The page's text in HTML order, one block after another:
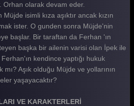
Orhan olarak devam eder.
isimli kıza aşıktır ancak kızın
ister. O gunden sonra Müjde'nin
başlar. Bir taraftan da Ferhan 'ın
başka bir ailenin varisi olan İpek ile
kendince yaptığı hukuk
mı? Aşık olduğu Müjde ve yollarının
yaşayacaktır?
VE KARAKTERLERİ